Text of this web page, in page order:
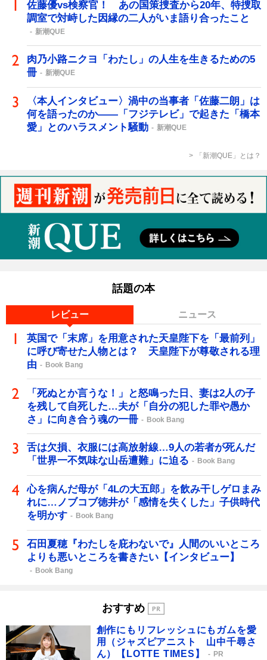
佐藤優vs検察官！ あの国策捜査から20年、特捜取
調室で対峙した因縁の二人がいま語り合ったこと
新潮QUE
肉乃小路ニクヨ「わたし」の人生を生きるための5
冊
新潮QUE
〈本人インタビュー〉渦中の当事者「佐藤二朗」は
何を語ったのか――「フジテレビ」で起きた「橋本
愛」とのハラスメント騒動
新潮QUE
「新潮QUE」とは？
話題の本
レビュー ニュース
英国で「末席」を用意された天皇陛下を「最前列」
に呼び寄せた人物とは？ 天皇陛下が尊敬される理
由
Book Bang
「死ぬとか言うな！」と怒鳴った日、妻は2人の子
を残して自死した…夫が「自分の犯した罪や愚か
さ」に向き合う魂の一冊
Book Bang
舌は欠損、衣服には高放射線…9人の若者が死んだ
「世界一不気味な山岳遭難」に迫る
Book Bang
心を病んだ母が「4Lの大五郎」を飲み干しゲロまみ
れに…ノブコブ徳井が「感情を失くした」子供時代
を明かす
Book Bang
石田夏穂『わたしを庇わないで』人間のいいところ
よりも悪いところを書きたい【インタビュー】
Book Bang
おすすめ
創作にもリフレッシュにもガムを愛
用（ジャズピアニスト 山中千尋さ
ん）【LOTTE TIMES】
PR